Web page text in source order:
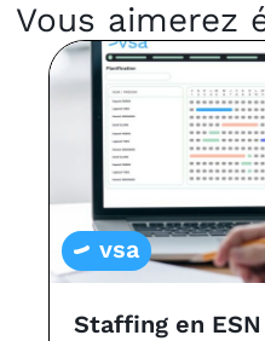
Vous aimerez
vsa
Staffing en